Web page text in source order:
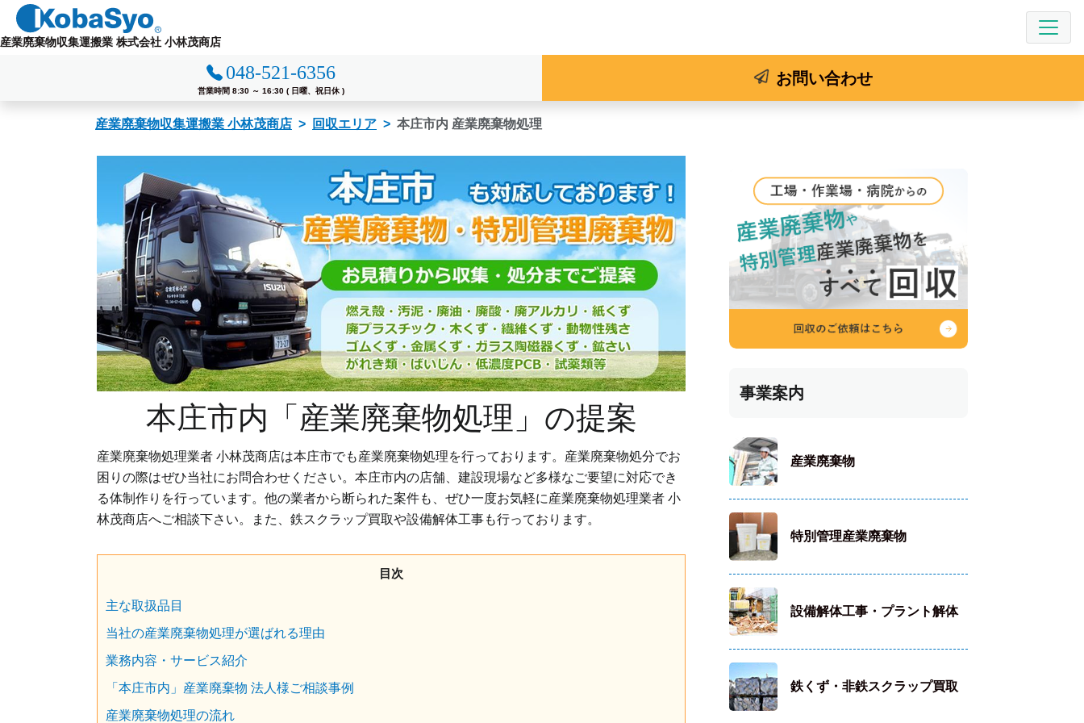
テ
産業廃棄物収集運搬業 株式会社 小林茂商店
048-521-6356
営業時間 8:30 ～ 16:30 ( 日曜、祝日休 )
お問い合わせ
産業廃棄物収集運搬業 小林茂商店 回収エリア 本庄市内 産業廃棄物処理
本庄市内「産業廃棄物処理」の提案
産業廃棄物処理業者 小林茂商店は本庄市でも産業廃棄物処理を行っております。産業廃棄物処分でお
困りの際はぜひ当社にお問合わせください。 本庄市内の店舗、建設現場など多様なご要望に対応でき
る体制作りを行っています。他の業者から断られた案件も、ぜひ一度お気軽に産業廃棄物処理業者 小
林茂商店へご相談下さい。また、鉄スクラップ買取や設備解体工事も行っております。
目次
主な取扱品目
当社の産業廃棄物処理が選ばれる理由
業務内容・サービス紹介
「本庄市内」産業廃棄物 法人様ご相談事例
産業廃棄物処理の流れ
事業案内
産業廃棄物
特別管理産業廃棄物
設備解体工事・プラント解体
鉄くず・非鉄スクラップ買取